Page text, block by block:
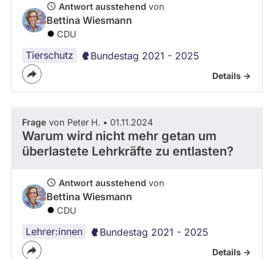
Antwort ausstehend von
Bettina Wiesmann
CDU
Tierschutz Bundestag 2021 - 2025
Details ->
Frage von Peter H. • 01.11.2024
Warum wird nicht mehr getan um
überlastete Lehrkräfte zu entlasten?
Antwort ausstehend von
Bettina Wiesmann
CDU
Lehrer:innen Bundestag 2021 - 2025
Details ->